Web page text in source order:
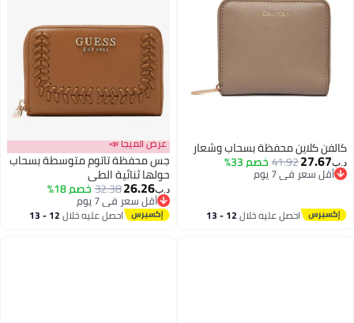
كالفن كلاين محفظة بسحاب وشعار
د.ب‏27.67
41.92خصم 33%
أقل سعر في 7 يوم
أقل سعر في 7 يوم
احصل عليه خلال 12 - 13
عرض الميجا 📣
جس محفظة تاتوم متوسطة بسحاب
حولها ثنائية الطي
د.ب‏26.26
32.38خصم 18%
أقل سعر في 7 يوم
أقل سعر في 7 يوماحصل عليه خلال 12 - 13